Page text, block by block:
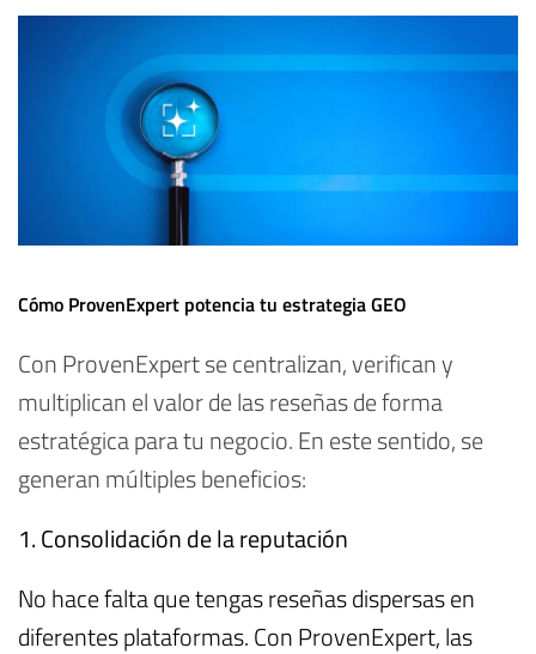
Cómo ProvenExpert potencia tu estrategia GEO
Con ProvenExpert se centralizan, verifican y
multiplican el valor de las reseñas de forma
estratégica para tu negocio. En este sentido, se
generan múltiples beneficios:
1. Consolidación de la reputación
No hace falta que tengas reseñas dispersas en
diferentes plataformas. Con ProvenExpert, las